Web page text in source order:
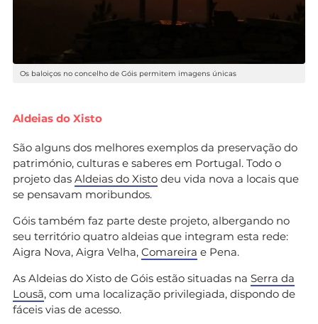
Os baloiços no concelho de Góis permitem imagens únicas
Aldeias do Xisto
São alguns dos melhores exemplos da preservação do
património, culturas e saberes em Portugal. Todo o
projeto das Aldeias do Xisto deu vida nova a locais que
se pensavam moribundos.
Góis também faz parte deste projeto, albergando no
seu território quatro aldeias que integram esta rede:
Aigra Nova, Aigra Velha, Comareira e Pena.
As Aldeias do Xisto de Góis estão situadas na Serra da
Lousã, com uma localização privilegiada, dispondo de
fáceis vias de acesso.